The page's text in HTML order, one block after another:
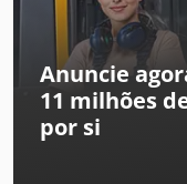
escovas
Anuncie
11 milhões
por si